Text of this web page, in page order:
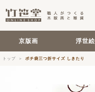
京版画 浮世絵
トップ ポチ袋三つ折サイズ しきたり